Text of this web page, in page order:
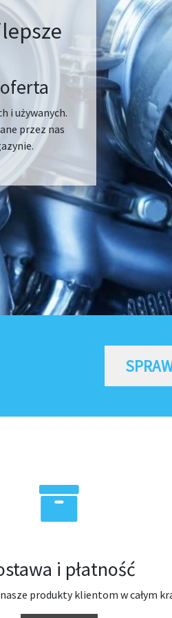
i używanych.
przez nas
i płatność
produkty klientom w całym